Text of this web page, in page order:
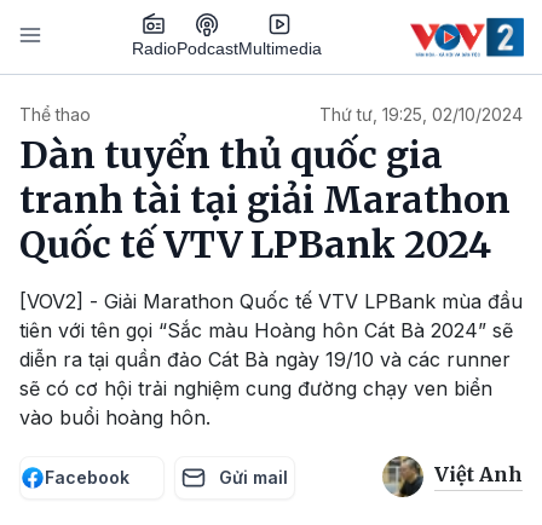
Nhảy đến nội dung
RadioPodcastMultimedia
Thể thao Thứ tư, 19:25, 02/10/2024
Dàn tuyển thủ quốc gia
tranh tài tại giải Marathon
Quốc tế VTV LPBank 2024
[VOV2] - Giải Marathon Quốc tế VTV LPBank mùa đầu
tiên với tên gọi “Sắc màu Hoàng hôn Cát Bà 2024” sẽ
diễn ra tại quần đảo Cát Bà ngày 19/10 và các runner
sẽ có cơ hội trải nghiệm cung đường chạy ven biển
vào buổi hoàng hôn.
Facebook Gửi mail Việt Anh